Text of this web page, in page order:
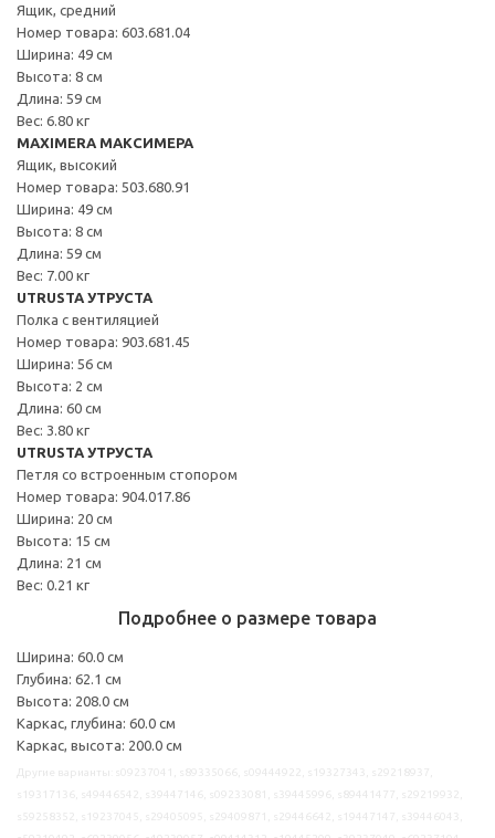
Ящик, средний
Номер товара: 603.681.04
Ширина: 49 см
Высота: 8 см
Длина: 59 см
Вес: 6.80 кг
MAXIMERA МАКСИМЕРА
Ящик, высокий
Номер товара: 503.680.91
Ширина: 49 см
Высота: 8 см
Длина: 59 см
Вес: 7.00 кг
UTRUSTA УТРУСТА
Полка с вентиляцией
Номер товара: 903.681.45
Ширина: 56 см
Высота: 2 см
Длина: 60 см
Вес: 3.80 кг
UTRUSTA УТРУСТА
Петля со встроенным стопором
Номер товара: 904.017.86
Ширина: 20 см
Высота: 15 см
Длина: 21 см
Вес: 0.21 кг
Подробнее о размере товара
Ширина: 60.0 см
Глубина: 62.1 см
Высота: 208.0 см
Каркас, глубина: 60.0 см
Каркас, высота: 200.0 см